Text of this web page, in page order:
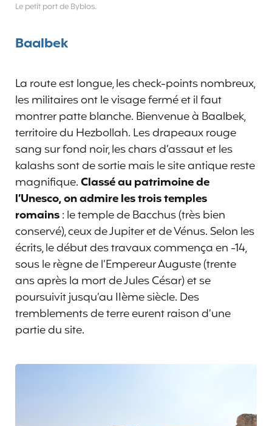
Le petit port de Byblos.
Baalbek
La route est longue, les check-points nombreux,
les militaires ont le visage fermé et il faut
montrer patte blanche. Bienvenue à Baalbek,
territoire du Hezbollah. Les drapeaux rouge
sang sur fond noir, les chars d’assaut et les
kalashs sont de sortie mais le site antique reste
magnifique.Classé au patrimoine de
l’Unesco, on admire les trois temples
romains: le temple de Bacchus (très bien
conservé), ceux de Jupiter et de Vénus. Selon les
écrits, le début des travaux commença en -14,
sous le règne de l’Empereur Auguste (trente
ans après la mort de Jules César) et se
poursuivit jusqu’au IIème siècle. Des
tremblements de terre eurent raison d’une
partie du site.